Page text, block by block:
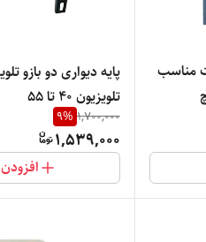
پایه دیواری تلویزیون مدل براکت مناسب
پایه دیواری دو بازو
تلویزیون 40 تا 55
1,700,000
9%
1,539,000